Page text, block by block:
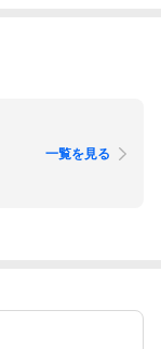
一覧を見る